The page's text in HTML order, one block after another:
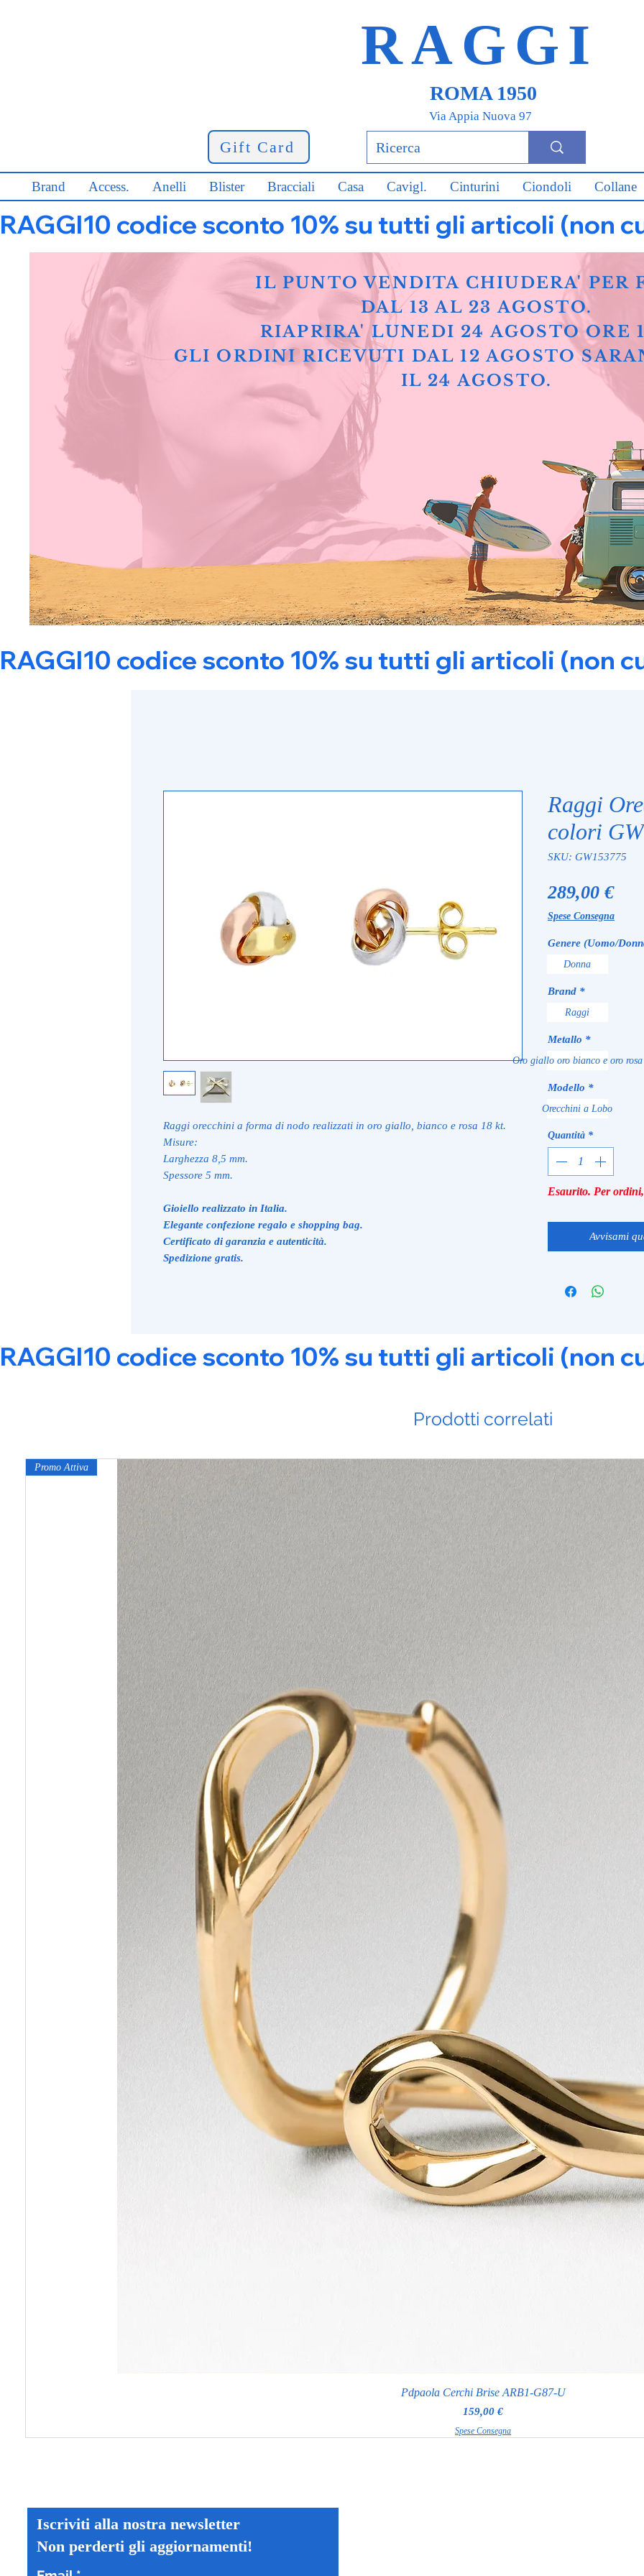
RAGGI
ROMA 1950
Via Appia Nuova 97
Gift Card
Brand Access. Anelli Blister Bracciali Casa Cavigl. Cinturini Ciondoli Collane
RAGGI10 codice sconto 10% su tutti gli articoli (non
IL PUNTO VENDITA CHIUDERA' PER
DAL 13 AL 23 AGOSTO.
RIAPRIRA' LUNEDI 24 AGOSTO ORE
GLI ORDINI RICEVUTI DAL 12 AGOSTO
IL 24 AGOSTO.
RAGGI10 codice sconto 10% su tutti gli articoli (non
Raggi orecchini a forma di nodo realizzati in oro giallo, bianco e rosa 18 kt.
Misure:
Larghezza 8,5 mm.
Spessore 5 mm.
Gioiello realizzato in Italia.
Elegante confezione regalo e shopping bag.
Certificato di garanzia e autenticità.
Spedizione gratis.
Raggi
colori
SKU: GW153775
289,00 €
Spese Consegna
Genere (Uomo/
Donna
Brand *
Raggi
Metallo *
Oro giallo oro bianco e oro rosa
Modello *
Orecchini a Lobo
Quantità *
Esaurito. Per
Avvisami
RAGGI10 codice sconto 10% su tutti gli articoli (non
Prodotti correlati
Promo Attiva
Pdpaola Cerchi Brise ARB1-G87-U
Prezzo
159,00 €
Spese Consegna
Iscriviti alla nostra newsletter
Non perderti gli aggiornamenti!